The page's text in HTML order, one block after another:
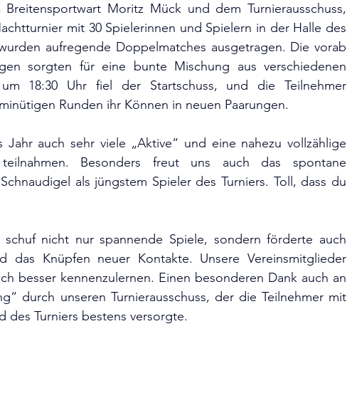
Moritz Mück und dem Turnierausschuss,
mit 30 Spielerinnen und Spielern in der Halle des
aufregende Doppelmatches ausgetragen. Die vorab
sorgten für eine bunte Mischung aus verschiedenen
um 18:30 Uhr fiel der Startschuss, und die Teilnehmer
Runden ihr Können in neuen Paarungen.
Jahr auch sehr viele „Aktive“ und eine nahezu vollzählige
Besonders freut uns auch das spontane
als jüngstem Spieler des Turniers. Toll, dass du
nicht nur spannende Spiele, sondern förderte auch
das Knüpfen neuer Kontakte. Unsere Vereinsmitglieder
besser kennenzulernen. Einen besonderen Dank auch an
durch unseren Turnierausschuss, der die Teilnehmer mit
des Turniers bestens versorgte.